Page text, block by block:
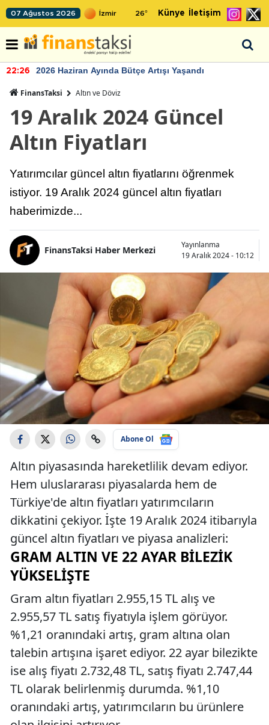
07 Ağustos 2026 26° Künye İletişim
22:26 2026 Haziran Ayında Bütçe Artışı Yaşandı
FinansTaksi Altın ve Döviz
19 Aralık 2024 Güncel
Altın Fiyatları
Yatırımcılar güncel altın fiyatlarını öğrenmek
istiyor. 19 Aralık 2024 güncel altın fiyatları
haberimizde...
FinansTaksi Haber Merkezi
Yayınlanma
19 Aralık 2024 - 10:12
Abone Ol
Altın piyasasında hareketlilik devam ediyor.
Hem uluslararası piyasalarda hem de
Türkiye'de altın fiyatları yatırımcıların
dikkatini çekiyor. İşte 19 Aralık 2024 itibarıyla
güncel altın fiyatları ve piyasa analizleri:
GRAM ALTIN VE 22 AYAR BILEZIK
YÜKSELIŞTE
Gram altın fiyatları 2.955,15 TL alış ve
2.955,57 TL satış fiyatıyla işlem görüyor.
%1,21 oranındaki artış, gram altına olan
talebin artışına işaret ediyor. 22 ayar bilezikte
ise alış fiyatı 2.732,48 TL, satış fiyatı 2.747,44
TL olarak belirlenmiş durumda. %1,10
oranındaki artış, yatırımcıların bu ürünlere